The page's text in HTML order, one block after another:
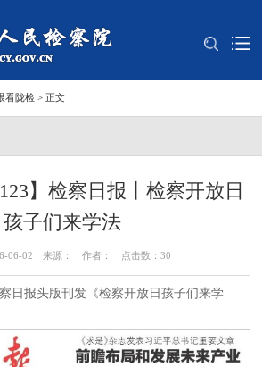
看陇检> 正文
】检察日报丨检察开放日
孩子们来学法
06-02 来源： 作者： 点击数： 30
日报头版刊发《检察开放日孩子们来学